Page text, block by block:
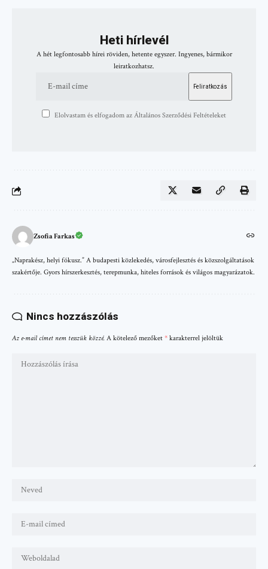
Heti hírlevél
A hét legfontosabb hírei röviden, hetente egyszer. Ingyenes, bármikor
leiratkozhatsz.
Elolvastam és elfogadom az Általános Szerződési Feltételeket
Zsofia Farkas
„Naprakész, helyi fókusz.” A budapesti közlekedés, városfejlesztés és közszolgáltatások
szakértője. Gyors hírszerkesztés, terepmunka, hiteles források és világos magyarázatok.
Nincs hozzászólás
Az e-mail címet nem tesszük közzé. A kötelező mezőket * karakterrel jelöltük